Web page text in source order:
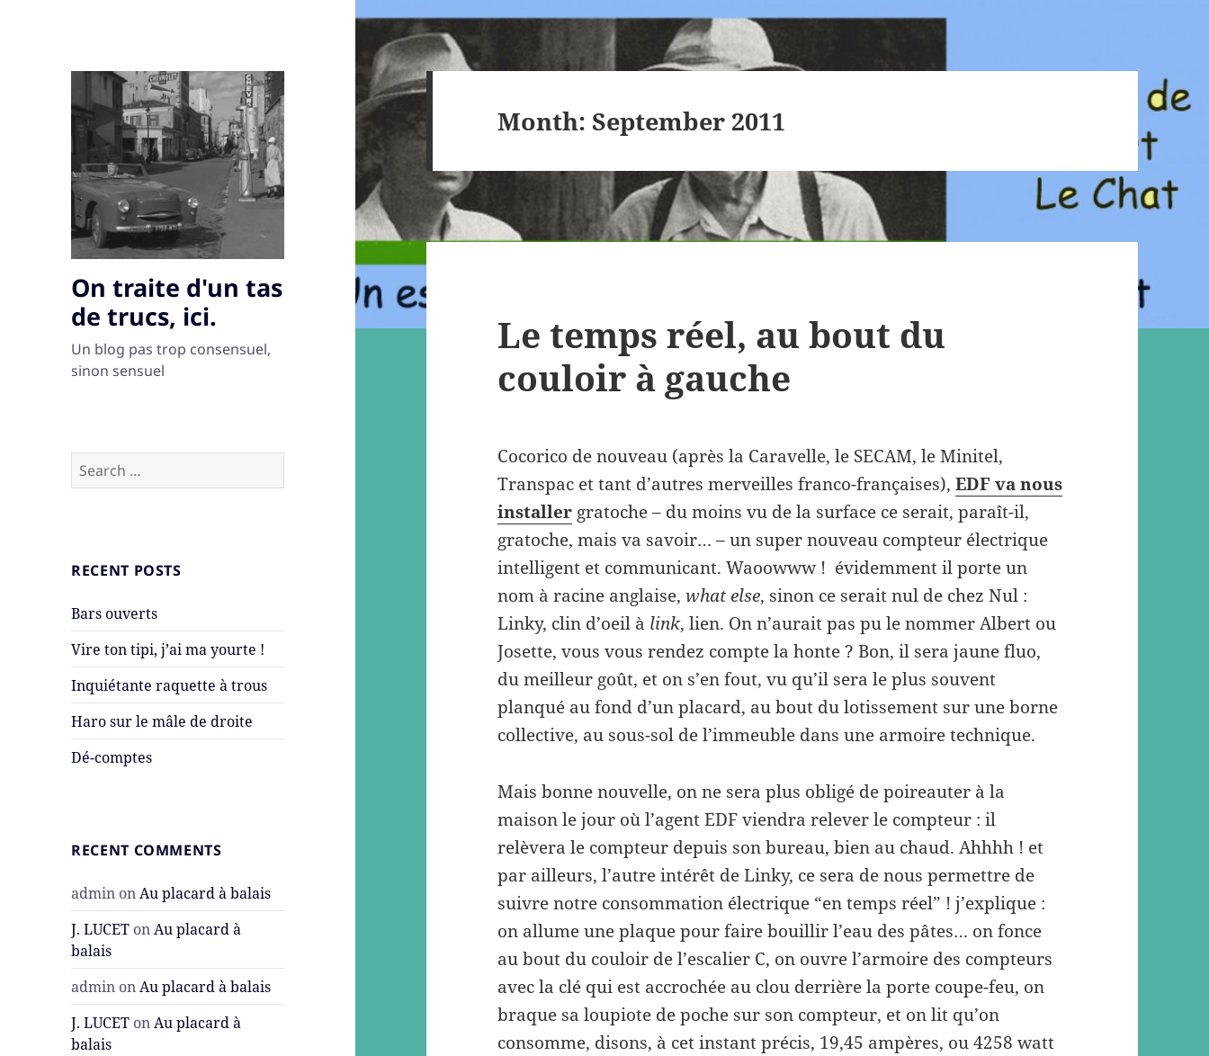
On traite d'un tas
de trucs, ici.
Un blog pas trop consensuel,
sinon sensuel
Search
for:
RECENT POSTS
Bars ouverts
Vire ton tipi, j’ai ma yourte !
Inquiétante raquette à trous
Haro sur le mâle de droite
Dé-comptes
RECENT COMMENTS
admin onAu placard à balais
J. LUCET onAu placard à
balais
admin onAu placard à balais
J. LUCET onAu placard à
balais
Month:September 2011
Le temps réel, au bout du
couloir à gauche
Cocorico de nouveau (après la Caravelle, le SECAM, le Minitel,
Transpac et tant d’autres merveilles franco-françaises),EDF va nous
installer gratoche – du moins vu de la surface ce serait, paraît-il,
gratoche, mais va savoir… – un super nouveau compteur électrique
intelligent et communicant. Waoowww ! évidemment il porte un
nom à racine anglaise,what else, sinon ce serait nul de chez Nul :
Linky, clin d’oeil à link, lien. On n’aurait pas pu le nommer Albert ou
Josette, vous vous rendez compte la honte ? Bon, il sera jaune fluo,
du meilleur goût, et on s’en fout, vu qu’il sera le plus souvent
planqué au fond d’un placard, au bout du lotissement sur une borne
collective, au sous-sol de l’immeuble dans une armoire technique.
Mais bonne nouvelle, on ne sera plus obligé de poireauter à la
maison le jour où l’agent EDF viendra relever le compteur : il
relèvera le compteur depuis son bureau, bien au chaud. Ahhhh ! et
par ailleurs, l’autre intérêt de Linky, ce sera de nous permettre de
suivre notre consommation électrique “en temps réel” ! j’explique :
on allume une plaque pour faire bouillir l’eau des pâtes… on fonce
au bout du couloir de l’escalier C, on ouvre l’armoire des compteurs
avec la clé qui est accrochée au clou derrière la porte coupe-feu, on
braque sa loupiote de poche sur son compteur, et on lit qu’on
consomme, disons, à cet instant précis, 19,45 ampères, ou 4258 watt